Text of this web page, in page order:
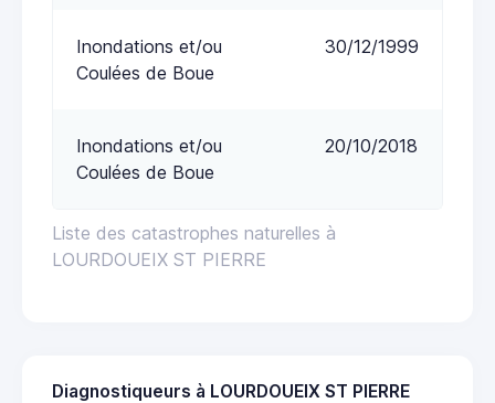
Liste des catastrophes naturelles à
LOURDOUEIX ST PIERRE
Inondations et/ou
Coulées de Boue
30/12/1999
Inondations et/ou
Coulées de Boue
20/10/2018
Diagnostiqueurs à LOURDOUEIX ST PIERRE